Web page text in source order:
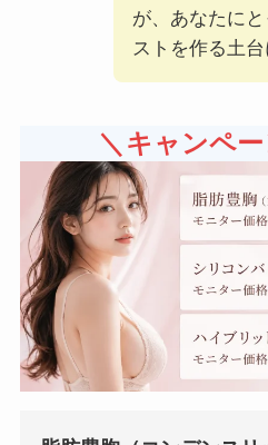
が、あなたに
ストを作る土台
＼キャンペ